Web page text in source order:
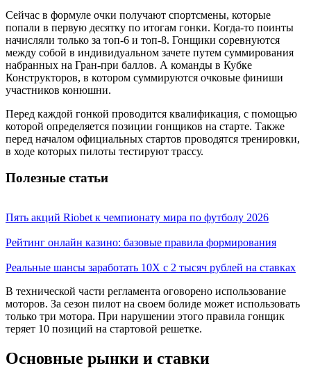
Сейчас в формуле очки получают спортсмены, которые
попали в первую десятку по итогам гонки. Когда-то поинты
начисляли только за топ-6 и топ-8. Гонщики соревнуются
между собой в индивидуальном зачете путем суммирования
набранных на Гран-при баллов. А команды в Кубке
Конструкторов, в котором суммируются очковые финиши
участников конюшни.
Перед каждой гонкой проводится квалификация, с помощью
которой определяется позиции гонщиков на старте. Также
перед началом официальных стартов проводятся тренировки,
в ходе которых пилоты тестируют трассу.
Полезные статьи
Пять акций Riobet к чемпионату мира по футболу 2026
Рейтинг онлайн казино: базовые правила формирования
Реальные шансы заработать 10X с 2 тысяч рублей на ставках
В технической части регламента оговорено использование
моторов. За сезон пилот на своем болиде может использовать
только три мотора. При нарушении этого правила гонщик
теряет 10 позиций на стартовой решетке.
Основные рынки и ставки